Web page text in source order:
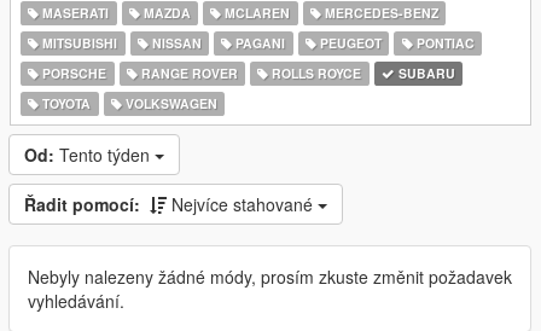
MASERATI
MAZDA MCLAREN
MERCEDES-BENZ
MITSUBISHI
NISSAN PAGANI PEUGEOT
PONTIAC
PORSCHE
RANGE ROVER ROLLS ROYCE
SUBARU
TOYOTA
VOLKSWAGEN
Od: Tento týden
Řadit pomocí: Nejvíce stahované
Nebyly nalezeny žádné módy, prosím zkuste změnit požadavek
vyhledávání.